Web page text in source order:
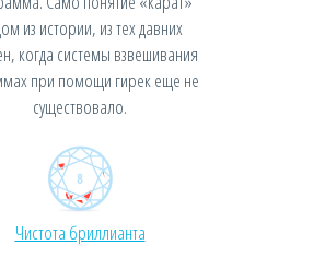
из истории, из тех давних
когда системы взвешивания
при помощи гирек еще не
существовало.
Чистота бриллианта